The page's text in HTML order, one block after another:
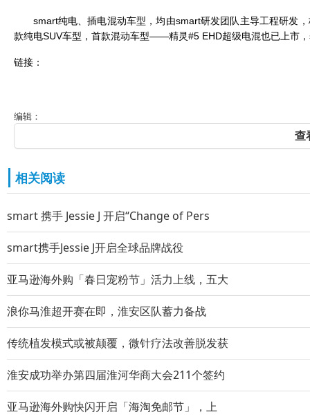
smart纯电、插电混动车型，均由smart研发团队主导工程研发
款纯电SUV车型，首款混动车型——精灵#5 EHD超级电混也已上市
链接：
编辑：
查
相关阅读
smart 携手 Jessie J 开启“Change of Pers
smart携手Jessie J开启全球品牌战役
亚马逊海外购「春日宠粉节」活力上线，五大
浪你马淮超开赛在即，淮安区队蓄力备战
传统植发模式或被颠覆，微针疗法改善脱发获
淮安成功举办第四届淮河华商大会211个签约
亚马逊海外购快闪开启「海淘免邮节」，上